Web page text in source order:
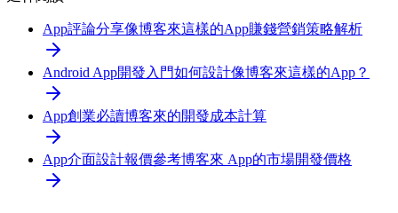
App評論分享像博客來這樣的App賺錢營銷策略解析
Android App開發入門如何設計像博客來這樣的App？
App創業必讀博客來的開發成本計算
App介面設計報價參考博客來 App的市場開發價格